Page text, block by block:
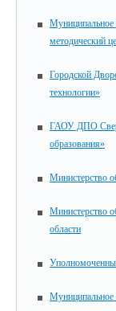
методический
Городской
технологии»
ГАОУ ДПО
образования»
Министерство
Министерство
области
Муниципальное